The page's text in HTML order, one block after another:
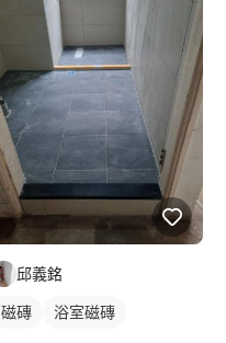
邱義銘
磁磚 浴室磁磚